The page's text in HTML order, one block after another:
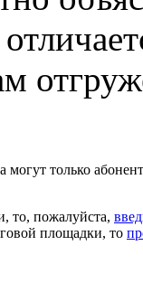
только
то, пожалуйста,
площадки, то